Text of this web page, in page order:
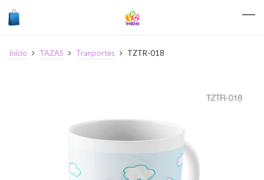
Inicio TAZAS Tranportes TZTR-018